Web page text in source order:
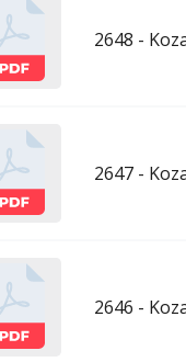
2648 -
2647 -
2646 -